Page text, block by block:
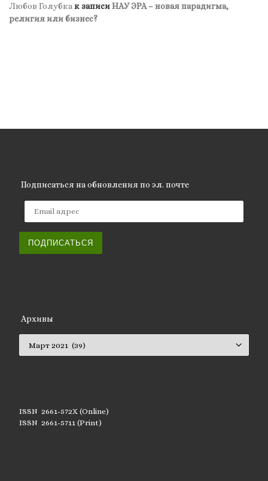
Любов Голубка к записиНАУ ЭРА – новая парадигма,
религия или бизнес?
Подписаться на обновления по эл. почте
ПОДПИСАТЬСЯ
Архивы
ISSN 2661-572X (Online)
ISSN 2661-5711 (Print)